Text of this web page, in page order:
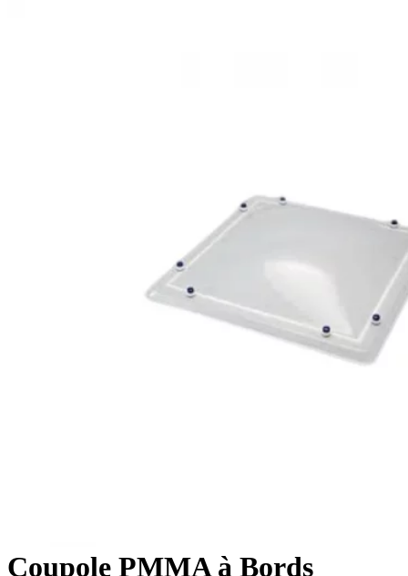
Coupole PMMA à Bords